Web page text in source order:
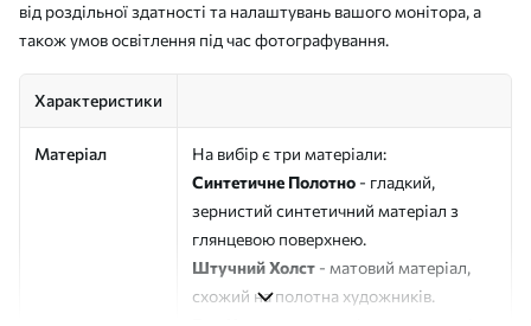
від роздільної здатності та налаштувань вашого монітора, а
також умов освітлення під час фотографування.
Характеристики
Матеріал
На вибір є три матеріали:
Синтетичне Полотно - гладкий,
зернистий синтетичний матеріал з
глянцевою поверхнею.
Штучний Холст - матовий матеріал,
схожий на полотна художників.